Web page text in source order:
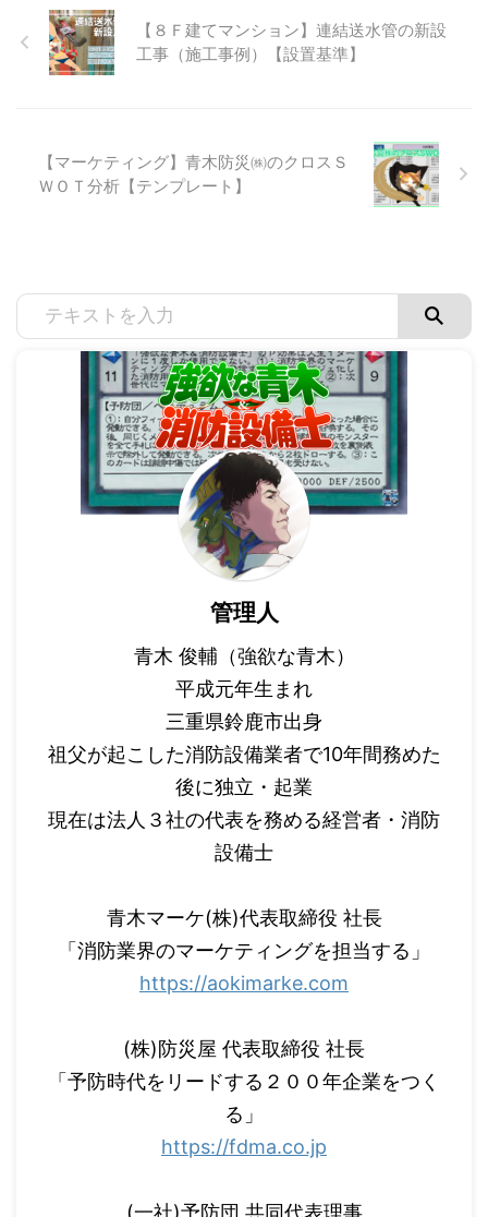
【８Ｆ建てマンション】連結送水管の新設
工事（施工事例）【設置基準】
【マーケティング】青木防災㈱のクロスＳ
ＷＯＴ分析【テンプレート】
管理人
青木 俊輔（強欲な青木）
平成元年生まれ
三重県鈴鹿市出身
祖父が起こした消防設備業者で10年間務めた
後に独立・起業
現在は法人３社の代表を務める経営者・消防
設備士
青木マーケ(株)代表取締役 社長
「消防業界のマーケティングを担当する」
https://aokimarke.com
(株)防災屋 代表取締役 社長
「予防時代をリードする２００年企業をつく
る」
https://fdma.co.jp
(一社)予防団 共同代表理事